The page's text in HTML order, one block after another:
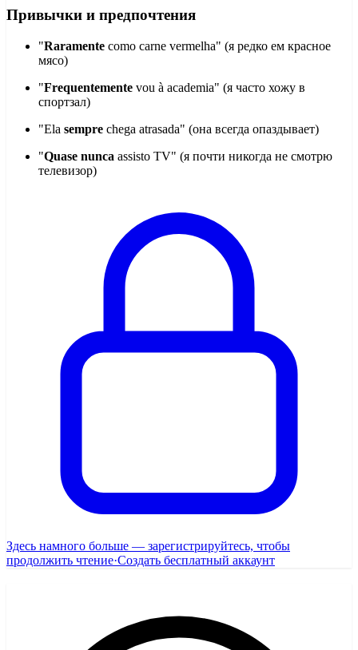
Привычки и предпочтения
"Raramente como carne vermelha" (я редко ем красное
мясо)
"Frequentemente vou à academia" (я часто хожу в
спортзал)
"Ela sempre chega atrasada" (она всегда опаздывает)
"Quase nunca assisto TV" (я почти никогда не смотрю
телевизор)
Здесь намного больше — зарегистрируйтесь, чтобы
продолжить чтение·Создать бесплатный аккаунт